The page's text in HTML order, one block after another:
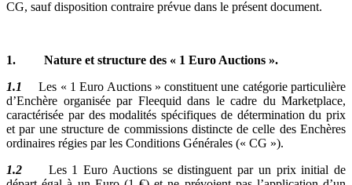
CG, sauf disposition contraire prévue dans le présent document.
1. Nature et structure des « 1 Euro Auctions ».
1.1
Les « 1 Euro Auctions » constituent une catégorie particulière
d’Enchère organisée par Fleequid dans le cadre du Marketplace,
caractérisée par des modalités spécifiques de détermination du prix
et par une structure de commissions distincte de celle des Enchères
ordinaires régies par les Conditions Générales (« CG »).
1.2
Les 1 Euro Auctions se distinguent par un prix initial de